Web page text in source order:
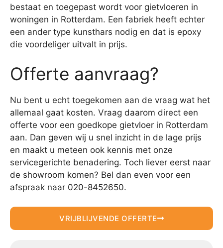
bestaat en toegepast wordt voor gietvloeren in
woningen in Rotterdam. Een fabriek heeft echter
een ander type kunsthars nodig en dat is epoxy
die voordeliger uitvalt in prijs.
Offerte aanvraag?
Nu bent u echt toegekomen aan de vraag wat het
allemaal gaat kosten. Vraag daarom direct een
offerte voor een goedkope gietvloer in Rotterdam
aan. Dan geven wij u snel inzicht in de lage prijs
en maakt u meteen ook kennis met onze
servicegerichte benadering. Toch liever eerst naar
de showroom komen? Bel dan even voor een
afspraak naar 020-8452650.
VRIJBLIJVENDE OFFERTE